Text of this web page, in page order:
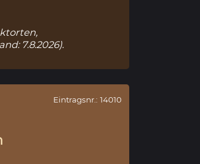
7.8.2026).
Eintragsnr.: 14010